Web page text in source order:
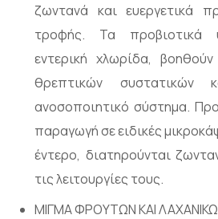
ζωντανά και ευεργετικά
τροφής. Τα προβιοτικά
εντερική χλωρίδα,
θρεπτικών συστατικών
ανοσοποιητικό σύστημα.
παραγωγή σε ειδικές
έντερο, διατηρούνται
τις λειτουργίες τους.
ΜΙΓΜΑ ΦΡΟΥΤΩΝ ΚΑΙ